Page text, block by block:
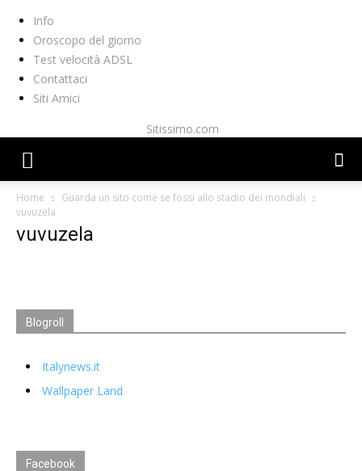
Info
Oroscopo del giorno
Test velocità ADSL
Contattaci
Siti Amici
Sitissimo.com
Home
Guarda un sito come se fossi allo stadio dei mondiali
vuvuzela
vuvuzela
Blogroll
Italynews.it
Wallpaper Land
Facebook